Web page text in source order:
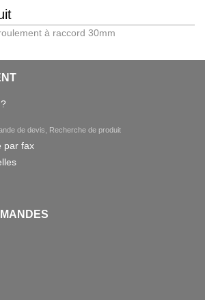
à raccord 30mm
de devis, Recherche de produit
par fax